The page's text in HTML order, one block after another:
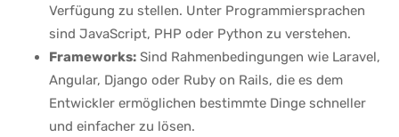
Verfügung zu stellen. Unter Programmiersprachen
sind JavaScript, PHP oder Python zu verstehen.
Frameworks: Sind Rahmenbedingungen wie Laravel,
Angular, Django oder Ruby on Rails, die es dem
Entwickler ermöglichen bestimmte Dinge schneller
und einfacher zu lösen.